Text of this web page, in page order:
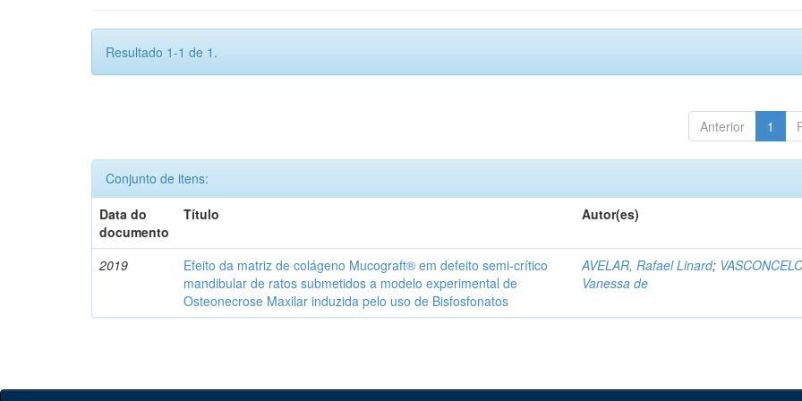
Resultado 1-1 de 1.
Anterior 1
Conjunto de itens:
Data do
documento
Título Autor(es)
2019
Efeito da matriz de colágeno Mucograft® em defeito semi-crítico
mandibular de ratos submetidos a modelo experimental de
Osteonecrose Maxilar induzida pelo uso de Bisfosfonatos
AVELAR, Rafael Linard;
Vanessa de